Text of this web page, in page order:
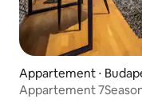
Appartement ⋅
Appartement